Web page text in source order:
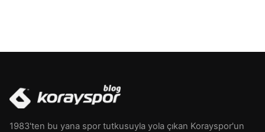
1983'ten bu yana spor tutkusuyla yola çıkan Korayspor'un